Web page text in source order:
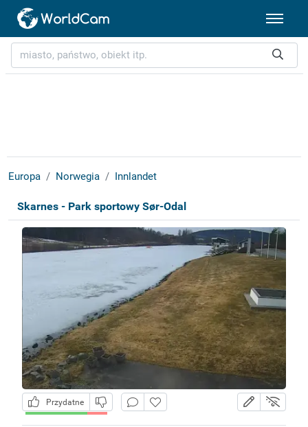
Europa Norwegia Innlandet
Skarnes - Park sportowy Sør-Odal
Przydatne